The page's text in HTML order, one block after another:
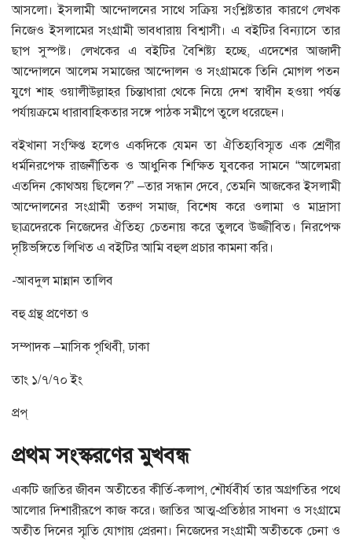
আসলো। ইসলামী আন্দোলনের সাথে সক্রিয় সংশ্লিষ্টতার কারণে লেখক
নিজেও ইসলামের সংগ্রামী ভাবধারায় বিশ্বাসী। এ বইটির বিন্যাসে তার
ছাপ সুস্পষ্ট। লেখকের এ বইটির বৈশিষ্ট্য হচ্ছে, এদেশের আজাদী
আন্দোলনে আলেম সমাজের আন্দোলন ও সংগ্রামকে তিনি মোগল পতন
যুগে শাহ ওয়ালীউল্লাহর চিন্তাধারা থেকে নিয়ে দেশ স্বাধীন হওয়া পর্যন্ত
পর্যায়ক্রমে ধারাবাহিকতার সঙ্গে পাঠক সমীপে তুলে ধরেছেন।
বইখানা সংক্ষিপ্ত হলেও একদিকে যেমন তা ঐতিহ্যবিস্মৃত এক শ্রেণীর
ধর্মনিরপেক্ষ রাজনীতিক ও আধুনিক শিক্ষিত যুবকের সামনে “আলেমরা
এতদিন কোথঅয় ছিলেন?” –তার সন্ধান দেবে, তেমনি আজকের ইসলামী
আন্দোলনের সংগ্রামী তরুণ সমাজ, বিশেষ করে ওলামা ও মাদ্রাসা
ছাত্রদেরকে নিজেদের ঐতিহ্য চেতনায় করে তুলবে উজ্জীবিত। নিরপেক্ষ
দৃষ্টিভঙ্গিতে লিখিত এ বইটির আমি বহুল প্রচার কামনা করি।
-আবদুল মান্নান তালিব
বহু গ্রন্থ প্রণেতা ও
সম্পাদক –মাসিক পৃথিবী, ঢাকা
তাং ১/৭/৭০ ইং
প্রপ্
প্রথম সংস্করণের মুখবন্ধ
একটি জাতির জীবন অতীতের কীর্তি-কলাপ, শৌর্যবীর্য তার অগ্রগতির পথে
আলোর দিশারীরূপে কাজ করে। জাতির আত্ম-প্রতিষ্ঠার সাধনা ও সংগ্রামে
অতীত দিনের স্মৃতি যোগায় প্রেরনা। নিজেদের সংগ্রামী অতীতকে চেনা ও